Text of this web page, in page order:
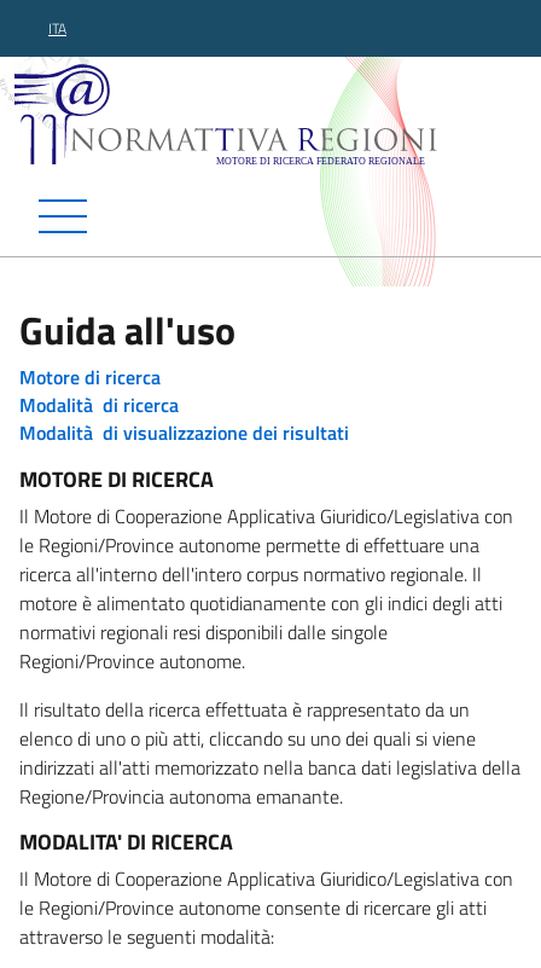
ITA
Normattiva Regioni -
Guida all'uso
Motore di ricerca
Modalità di ricerca
Modalità di visualizzazione dei risultati
MOTORE DI RICERCA
Il Motore di Cooperazione Applicativa Giuridico/Legislativa con
le Regioni/Province autonome permette di effettuare una
ricerca all'interno dell'intero corpus normativo regionale. Il
motore è alimentato quotidianamente con gli indici degli atti
normativi regionali resi disponibili dalle singole
Regioni/Province autonome.
Il risultato della ricerca effettuata è rappresentato da un
elenco di uno o più atti, cliccando su uno dei quali si viene
indirizzati all'atti memorizzato nella banca dati legislativa della
Regione/Provincia autonoma emanante.
MODALITA' DI RICERCA
Il Motore di Cooperazione Applicativa Giuridico/Legislativa con
le Regioni/Province autonome consente di ricercare gli atti
attraverso le seguenti modalità: